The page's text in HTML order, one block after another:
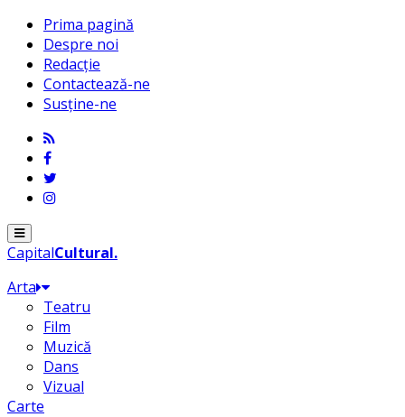
Prima pagină
Despre noi
Redacție
Contactează-ne
Susține-ne
Menu
CapitalCultural.
Arta
Teatru
Film
Muzică
Dans
Vizual
Carte